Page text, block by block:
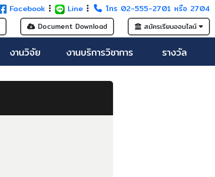
Facebook Line โทร 02-555-2701 หรือ 2704
Document Download สมัครเรียนออนไลน์
งานวิจัย งานบริการวิชาการ รางวัล